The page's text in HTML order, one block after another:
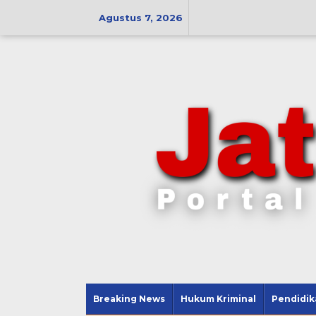
Agustus 7, 2026
Breaking News Hukum Kriminal